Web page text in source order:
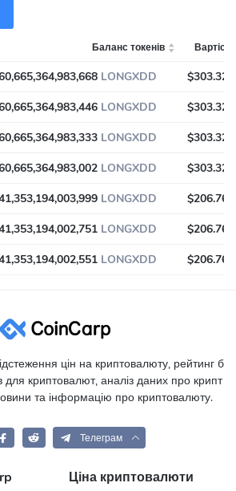
Баланс токенів Вартість
LONGXDD
$303.32
LONGXDD
$303.32
LONGXDD
$303.32
LONGXDD
$303.32
LONGXDD
$206.76
LONGXDD
$206.76
LONGXDD $206.76
цін на криптовалюту, рейтинг б
для криптовалют, аналіз даних про крипт
та інформацію про криптовалюту.
Телеграм
Ціна криптовалюти